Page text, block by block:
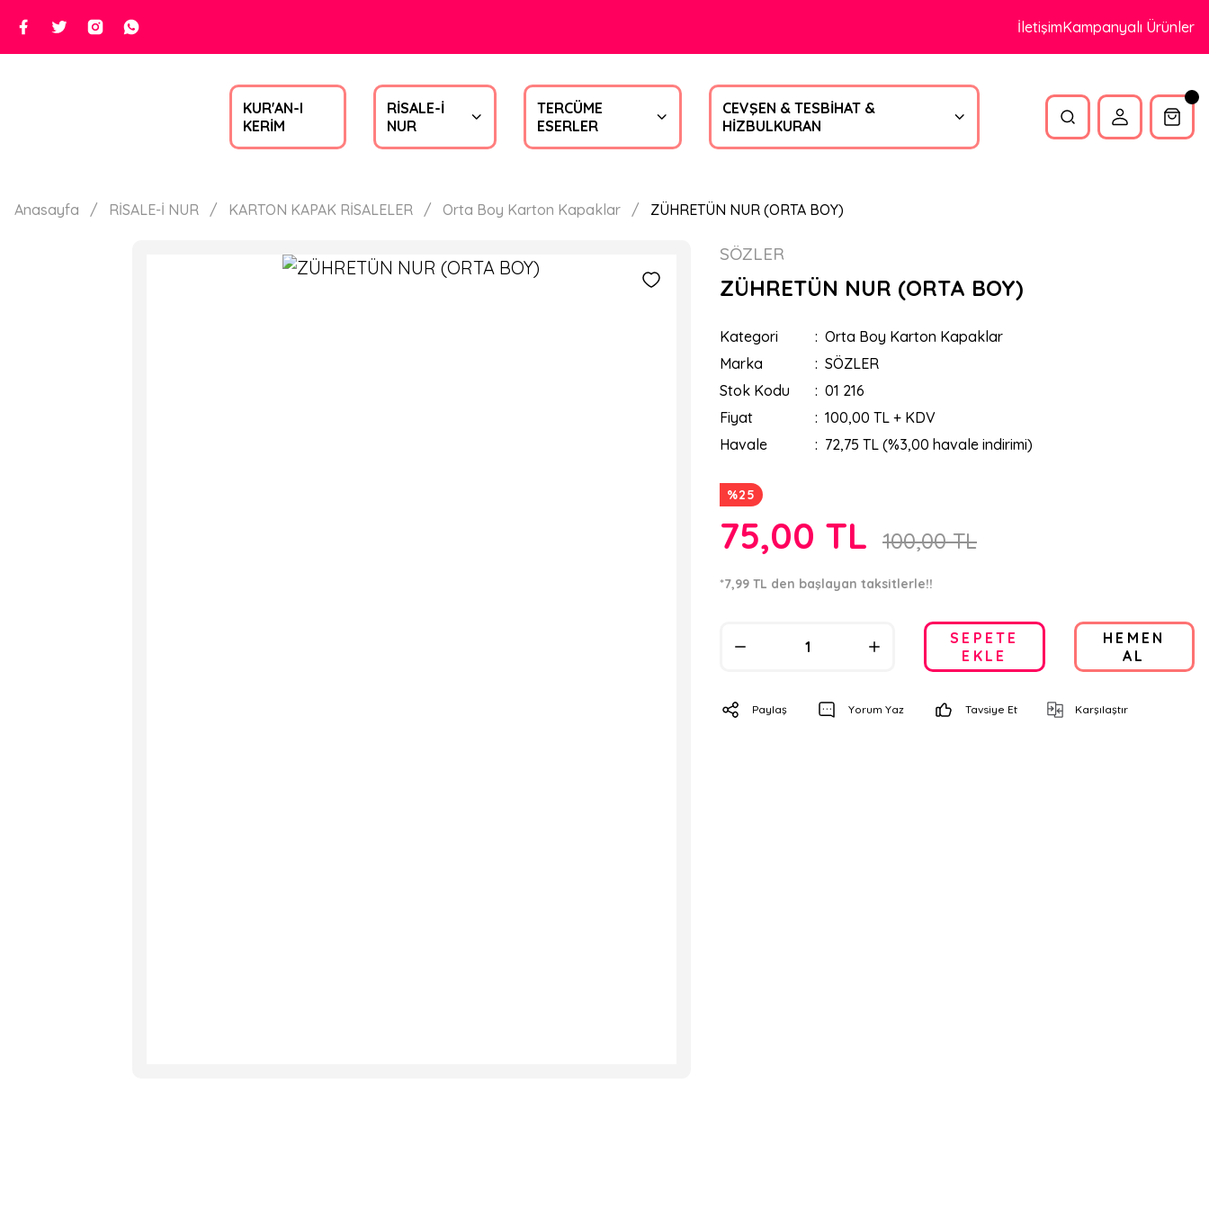
İletişimKampanyalı Ürünler
KUR'AN-I
KERİM
RİSALE-İ
NUR
TERCÜME
ESERLER
CEVŞEN & TESBİHAT &
HİZBULKURAN
Anasayfa RİSALE-İ NUR KARTON KAPAK RİSALELER Orta Boy Karton Kapaklar ZÜHRETÜN NUR (ORTA BOY)
SÖZLER
ZÜHRETÜN NUR (ORTA BOY)
Kategori
Orta Boy Karton Kapaklar
Marka
SÖZLER
Stok Kodu
01 216
Fiyat
100,00 TL + KDV
Havale
72,75 TL (%3,00 havale indirimi)
%25
75,00 TL 100,00 TL
*7,99 TL den başlayan taksitlerle!!
SEPETE
EKLE
HEMEN
AL
Paylaş Yorum Yaz Tavsiye Et Karşılaştır